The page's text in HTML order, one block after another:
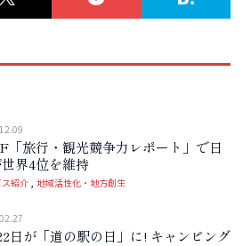
「旅行・観光競争力レポート」で日
界4位を維持
紹介 地域活性化・地方創生
日が「道の駅の日」に! キャンピング